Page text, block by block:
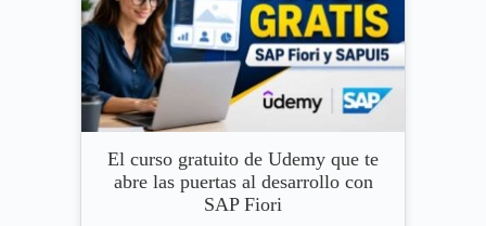
El curso gratuito de Udemy que te
abre las puertas al desarrollo con
SAP Fiori